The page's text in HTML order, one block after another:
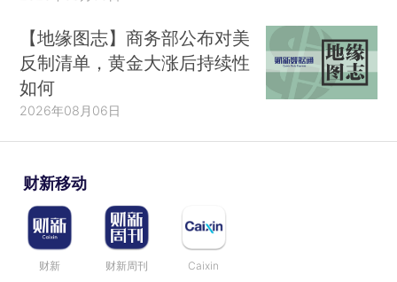
【地缘图志】商务部公布对美
反制清单，黄金大涨后持续性
如何
2026年08月06日
财新移动
财新 财新周刊 Caixin